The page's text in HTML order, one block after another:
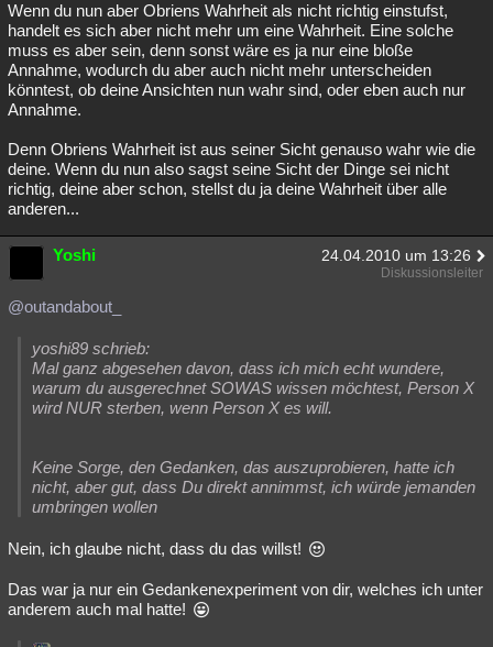
Wenn du nun aber Obriens Wahrheit als nicht richtig einstufst,
handelt es sich aber nicht mehr um eine Wahrheit. Eine solche
muss es aber sein, denn sonst wäre es ja nur eine bloße
Annahme, wodurch du aber auch nicht mehr unterscheiden
könntest, ob deine Ansichten nun wahr sind, oder eben auch nur
Annahme.
Denn Obriens Wahrheit ist aus seiner Sicht genauso wahr wie die
deine. Wenn du nun also sagst seine Sicht der Dinge sei nicht
richtig, deine aber schon, stellst du ja deine Wahrheit über alle
anderen...
Yoshi 24.04.2010 um 13:26
Diskussionsleiter
@outandabout_
yoshi89 schrieb:
Mal ganz abgesehen davon, dass ich mich echt wundere,
warum du ausgerechnet SOWAS wissen möchtest, Person X
wird NUR sterben, wenn Person X es will.
Keine Sorge, den Gedanken, das auszuprobieren, hatte ich
nicht, aber gut, dass Du direkt annimmst, ich würde jemanden
umbringen wollen
Nein, ich glaube nicht, dass du das willst!
Das war ja nur ein Gedankenexperiment von dir, welches ich unter
anderem auch mal hatte!